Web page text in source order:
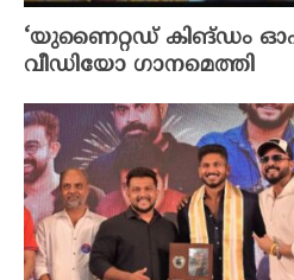
‘യുണൈറ്റഡ് കിങ്ഡം ഓഫ്
വീഡിയോ ഗാനമെത്തി